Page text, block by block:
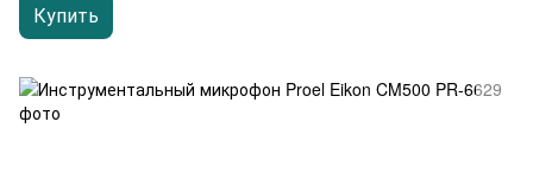
Купить